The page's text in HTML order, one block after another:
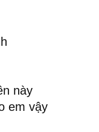
này
em vậy